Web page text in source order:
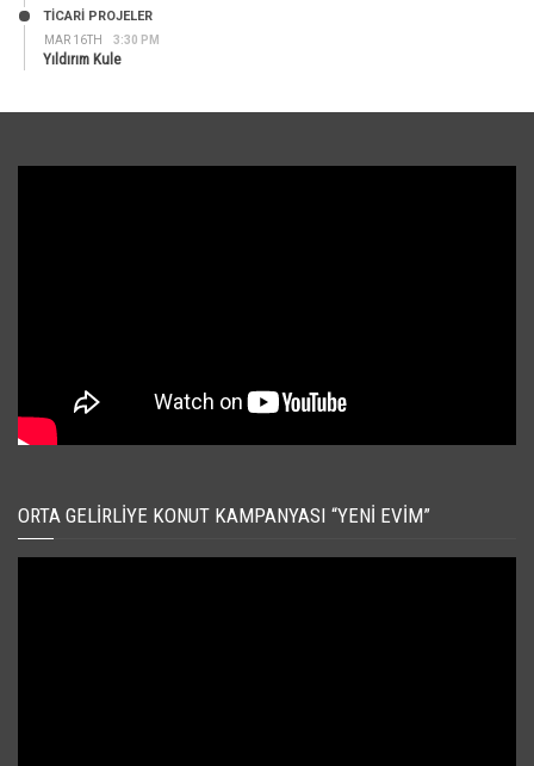
MAR 16TH 3:30 PM
TİCARİ PROJELER
Yıldırım Kule
ORTA GELIRLIYE KONUT KAMPANYASI “YENI EVIM”